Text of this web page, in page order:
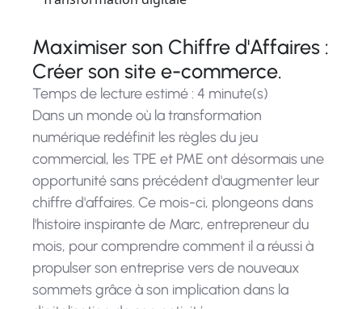
Maximiser son Chiffre d'Affaires :
Créer son site e-commerce.
Temps de lecture estimé : 4 minute(s)
Dans un monde où la transformation
numérique redéfinit les règles du jeu
commercial, les TPE et PME ont désormais une
opportunité sans précédent d'augmenter leur
chiffre d'affaires. Ce mois-ci, plongeons dans
l'histoire inspirante de Marc, entrepreneur du
mois, pour comprendre comment il a réussi à
propulser son entreprise vers de nouveaux
sommets grâce à son implication dans la